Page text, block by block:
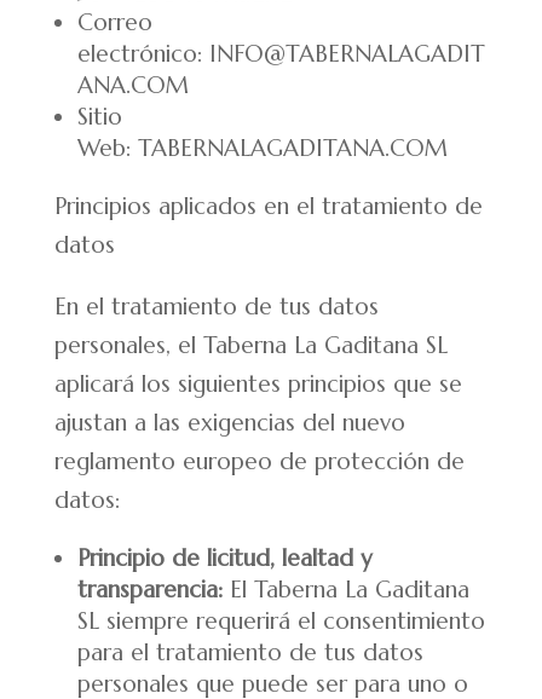
Correo
electrónico: INFO@TABERNALAGADIT
ANA.COM
Sitio
Web: TABERNALAGADITANA.COM
Principios aplicados en el tratamiento de
datos
En el tratamiento de tus datos
personales, el Taberna La Gaditana SL
aplicará los siguientes principios que se
ajustan a las exigencias del nuevo
reglamento europeo de protección de
datos:
Principio de licitud, lealtad y
transparencia:El Taberna La Gaditana
SL siempre requerirá el consentimiento
para el tratamiento de tus datos
personales que puede ser para uno o